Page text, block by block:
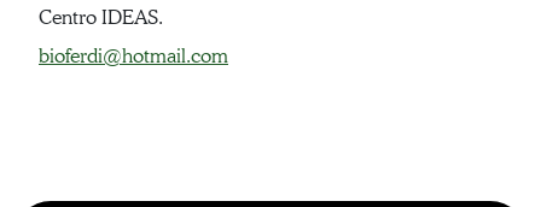
Centro IDEAS.
bioferdi@hotmail.com